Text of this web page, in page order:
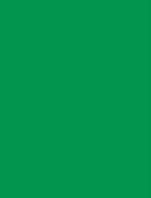
administrarea, dacă
a colonului se
lună.